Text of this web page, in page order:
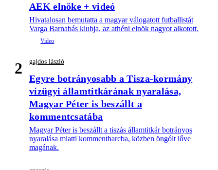
AEK elnöke + videó
Hivatalosan bemutatta a magyar válogatott futballistát
Varga Barnabás klubja, az athéni elnök nagyot alkotott.
2 gajdos lászló
Egyre botrányosabb a Tisza-kormány
vízügyi államtitkárának nyaralása,
Magyar Péter is beszállt a
kommentcsatába
Magyar Péter is beszállt a tiszás államtitkár botrányos
nyaralása miatti kommentharcba, közben öngólt lőve
magának.